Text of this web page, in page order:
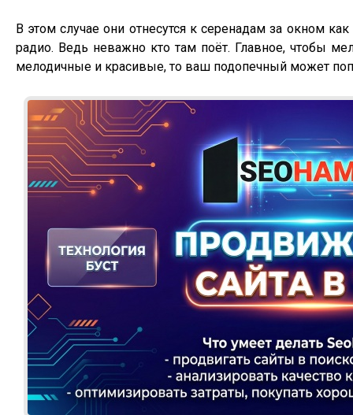
В этом случае они отнесутся к серенадам за окном
радио. Ведь неважно кто там поёт. Главное, чтобы
мелодичные и красивые, то ваш подопечный может